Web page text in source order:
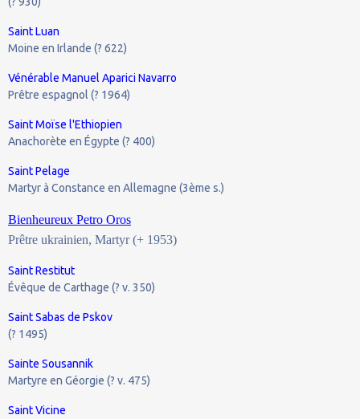
Saint Luan
Moine en Irlande (? 622)
Vénérable Manuel Aparici Navarro
Prêtre espagnol (? 1964)
Saint Moïse l'Ethiopien
Anachorète en Égypte (? 400)
Saint Pelage
Martyr à Constance en Allemagne (3ème s.)
Bienheureux Petro Oros
Prêtre ukrainien, Martyr (+ 1953)
Saint Restitut
Évêque de Carthage (? v. 350)
Saint Sabas de Pskov
(? 1495)
Sainte Sousannik
Martyre en Géorgie (? v. 475)
Saint Vicine